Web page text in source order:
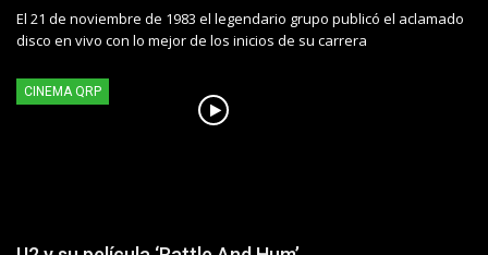
El 21 de noviembre de 1983 el legendario grupo publicó el aclamado
disco en vivo con lo mejor de los inicios de su carrera
CINEMA QRP